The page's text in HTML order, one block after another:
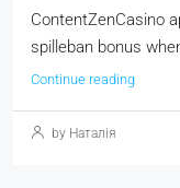
ContentZenCasino
spilleban bonus
Continue reading
by Наталія